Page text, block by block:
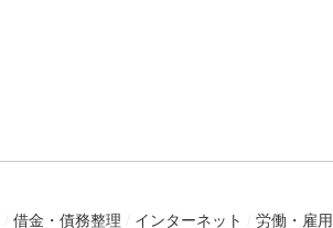
借金・債務整理 インターネット 労働・雇用